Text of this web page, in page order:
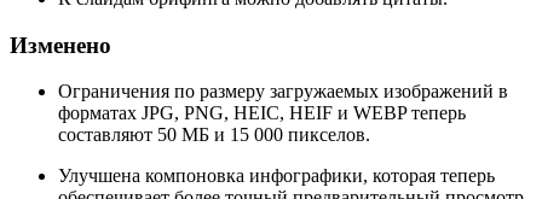
Изменено
Ограничения по размеру загружаемых изображений в
форматах JPG, PNG, HEIC, HEIF и WEBP теперь
составляют 50 МБ и 15 000 пикселов.
Улучшена компоновка инфографики, которая теперь